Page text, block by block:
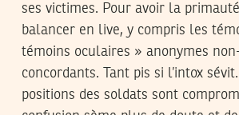
ses victimes. Pour avoir la
balancer en live, y compris les
témoins oculaires » anonymes
concordants. Tant pis si l’intox
positions des soldats sont